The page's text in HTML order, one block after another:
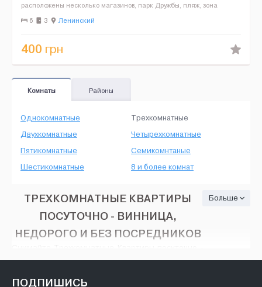
расположены несколько магазинов, парк Дружбы, пляж, зона
отдыха, детская площадка в 10-ти мунутах ходьбы супермаркет
"Гро...
6 3 Ленинский
400 грн
Комнаты Районы
Однокомнатные
Двухкомнатные
Трехкомнатные
Четырехкомнатные
Пятикомнатные
Шестикомнатные
Семикомнтаные
8 и более комнат
ТРЕХКОМНАТНЫЕ КВАРТИРЫ
ПОСУТОЧНО - ВИННИЦА,
НЕДОРОГО И БЕЗ ПОСРЕДНИКОВ
Винница, на HOUSE24, недорого и без
различные объявления об аренде с широким
Больше
ПОДПИШИСЬ